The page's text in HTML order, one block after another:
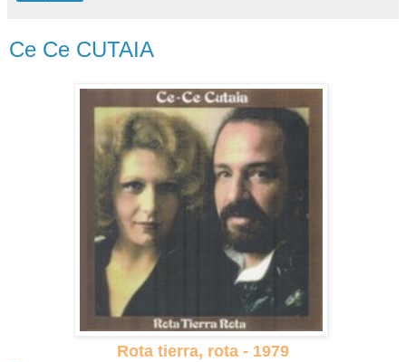
Ce Ce CUTAIA
Rota tierra, rota - 1979